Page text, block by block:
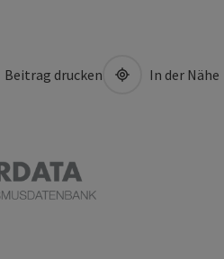
Beitrag drucken In der Nähe